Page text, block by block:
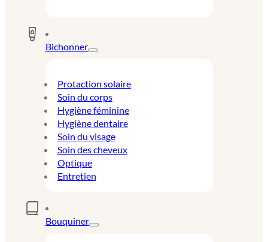
Bichonner
Protaction solaire
Soin du corps
Hygiène féminine
Hygiène dentaire
Soin du visage
Soin des cheveux
Optique
Entretien
Bouquiner